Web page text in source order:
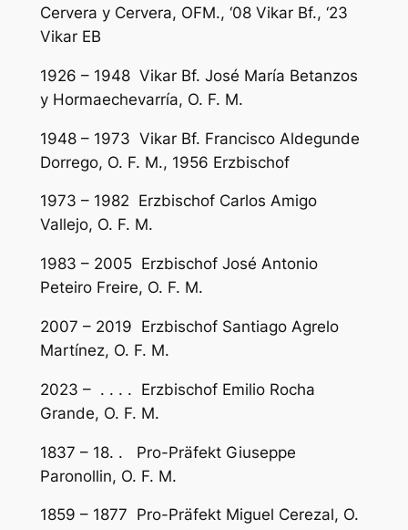
Cervera y Cervera, OFM., ‘08 Vikar Bf., ‘23
Vikar EB
1926 – 1948 Vikar Bf. José María Betanzos
y Hormaechevarría, O. F. M.
1948 – 1973 Vikar Bf. Francisco Aldegunde
Dorrego, O. F. M., 1956 Erzbischof
1973 – 1982 Erzbischof Carlos Amigo
Vallejo, O. F. M.
1983 – 2005 Erzbischof José Antonio
Peteiro Freire, O. F. M.
2007 – 2019 Erzbischof Santiago Agrelo
Martínez, O. F. M.
2023 – . . . . Erzbischof Emilio Rocha
Grande, O. F. M.
1837 – 18. . Pro-Präfekt Giuseppe
Paronollin, O. F. M.
1859 – 1877 Pro-Präfekt Miguel Cerezal, O.